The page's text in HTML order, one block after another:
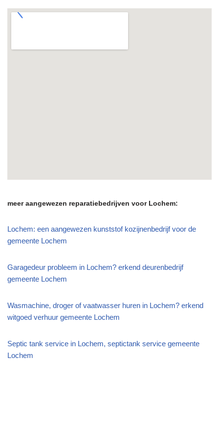
meer aangewezen reparatiebedrijven voor Lochem:
Lochem: een aangewezen kunststof kozijnenbedrijf voor de
gemeente Lochem
Garagedeur probleem in Lochem? erkend deurenbedrijf
gemeente Lochem
Wasmachine, droger of vaatwasser huren in Lochem? erkend
witgoed verhuur gemeente Lochem
Septic tank service in Lochem, septictank service gemeente
Lochem